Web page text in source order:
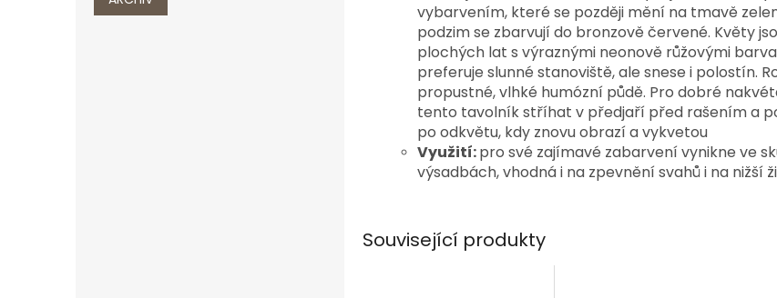
vybarvením, které se později mění na tmavě
podzim se zbarvují do bronzově červené. Květy
plochých lat s výraznými neonově růžovými
preferuje slunné stanoviště, ale snese i polostín.
propustné, vlhké humózní půdě. Pro dobré
tento tavolník stříhat v předjaří před rašením a
po odkvětu, kdy znovu obrazí a vykvetou
Využití:pro své zajímavé zabarvení vynikne ve
výsadbách, vhodná i na zpevnění svahů i na nižší
Související produkty